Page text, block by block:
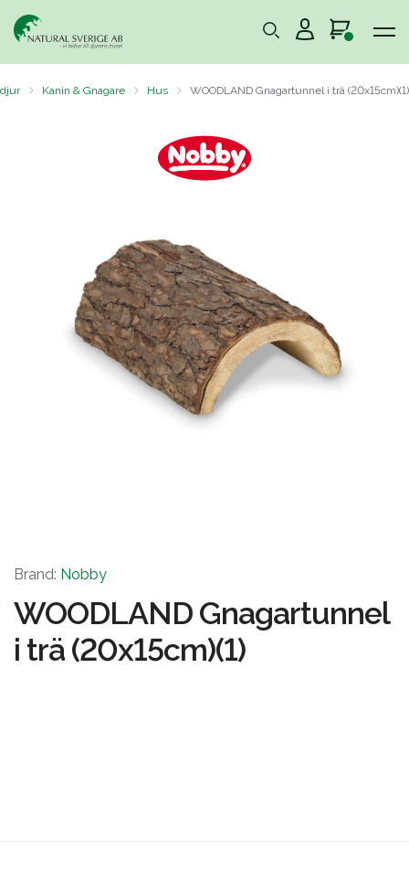
Kanin & Gnagare Hus WOODLAND Gnagartunnel i trä (20x15cm)(1)
Brand: Nobby
WOODLAND Gnagartunnel
i trä (20x15cm)(1)